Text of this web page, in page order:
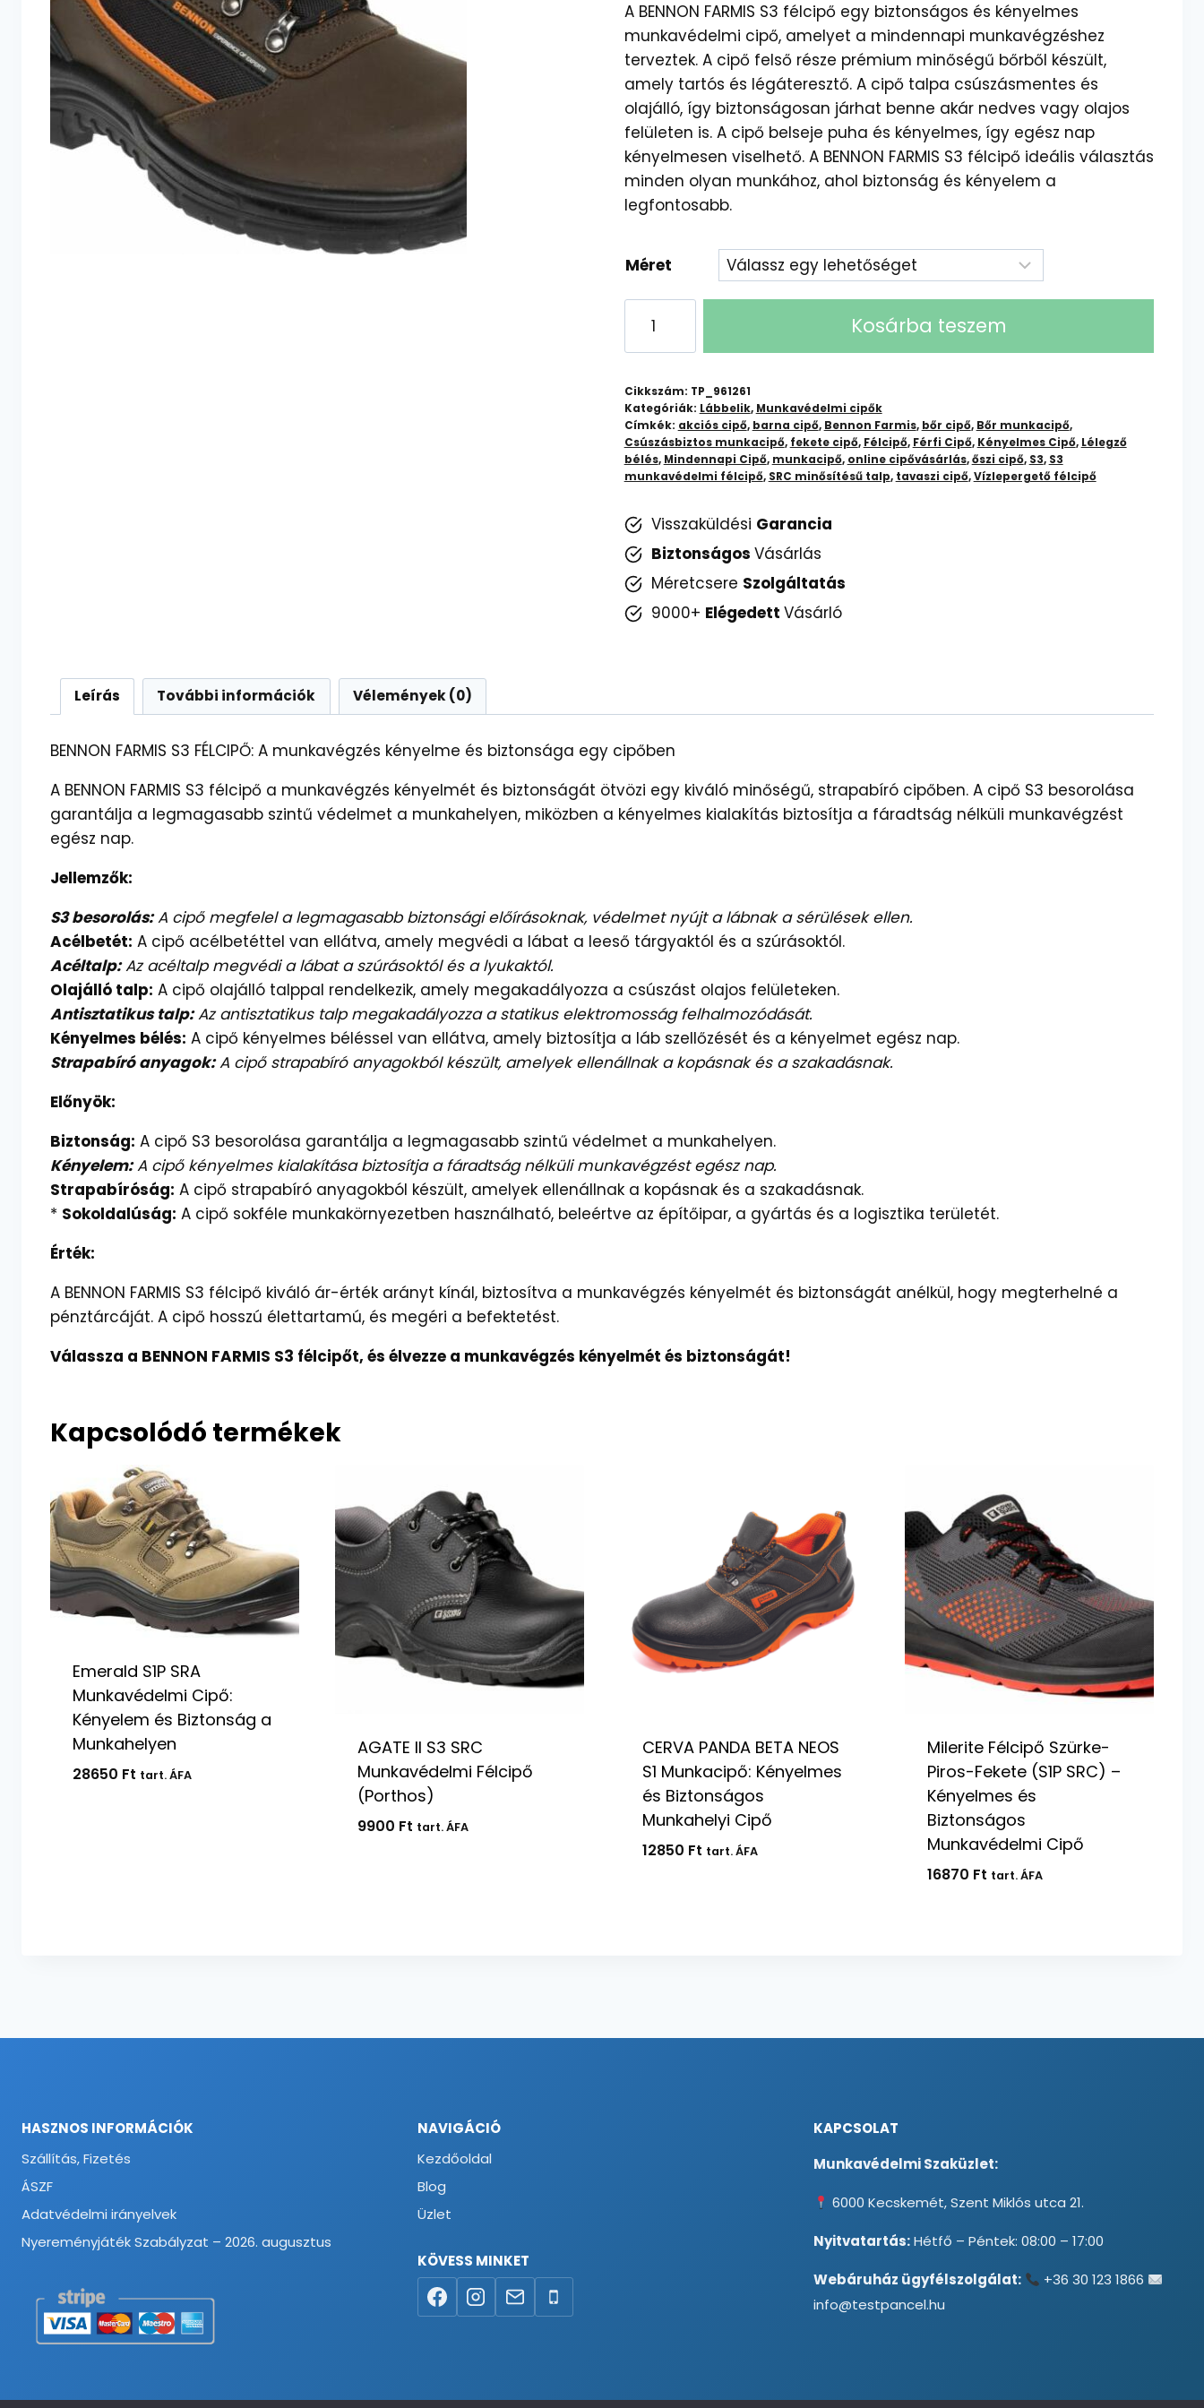
A BENNON FARMIS S3 félcipő egy biztonságos és kényelmes
munkavédelmi cipő, amelyet a mindennapi munkavégzéshez
terveztek. A cipő felső része prémium minőségű bőrből készült,
amely tartós és légáteresztő. A cipő talpa csúszásmentes és
olajálló, így biztonságosan járhat benne akár nedves vagy olajos
felületen is. A cipő belseje puha és kényelmes, így egész nap
kényelmesen viselhető. A BENNON FARMIS S3 félcipő ideális választás
minden olyan munkához, ahol biztonság és kényelem a
legfontosabb.
Méret
Farmıs
S3
Félcipő
mennyiség
Kosárba teszem
Cikkszám: TP_961261
Kategóriák: Lábbelik, Munkavédelmi cipők
Címkék: akciós cipő, barna cipő, Bennon Farmis, bőr cipő, Bőr munkacipő,
Csúszásbiztos munkacipő, fekete cipő, Félcipő, Férfi Cipő, Kényelmes Cipő, Lélegző
bélés, Mindennapi Cipő, munkacipő, online cipővásárlás,őszi cipő, S3, S3
munkavédelmi félcipő, SRC minősítésű talp, tavaszi cipő,Vízlepergető félcipő
Visszaküldési Garancia
Biztonságos Vásárlás
Méretcsere Szolgáltatás
9000+ Elégedett Vásárló
Leírás További információk Vélemények (0)
BENNON FARMIS S3 FÉLCIPŐ: A munkavégzés kényelme és biztonsága egy cipőben
A BENNON FARMIS S3 félcipő a munkavégzés kényelmét és biztonságát ötvözi egy kiváló minőségű, strapabíró cipőben. A cipő S3 besorolása
garantálja a legmagasabb szintű védelmet a munkahelyen, miközben a kényelmes kialakítás biztosítja a fáradtság nélküli munkavégzést
egész nap.
Jellemzők:
S3 besorolás:A cipő megfelel a legmagasabb biztonsági előírásoknak, védelmet nyújt a lábnak a sérülések ellen.
Acélbetét: A cipő acélbetéttel van ellátva, amely megvédi a lábat a leeső tárgyaktól és a szúrásoktól.
Acéltalp:Az acéltalp megvédi a lábat a szúrásoktól és a lyukaktól.
Olajálló talp: A cipő olajálló talppal rendelkezik, amely megakadályozza a csúszást olajos felületeken.
Antisztatikus talp:Az antisztatikus talp megakadályozza a statikus elektromosság felhalmozódását.
Kényelmes bélés: A cipő kényelmes béléssel van ellátva, amely biztosítja a láb szellőzését és a kényelmet egész nap.
Strapabíró anyagok:A cipő strapabíró anyagokból készült, amelyek ellenállnak a kopásnak és a szakadásnak.
Előnyök:
Biztonság: A cipő S3 besorolása garantálja a legmagasabb szintű védelmet a munkahelyen.
Kényelem:A cipő kényelmes kialakítása biztosítja a fáradtság nélküli munkavégzést egész nap.
Strapabíróság: A cipő strapabíró anyagokból készült, amelyek ellenállnak a kopásnak és a szakadásnak.
* Sokoldalúság: A cipő sokféle munkakörnyezetben használható, beleértve az építőipar, a gyártás és a logisztika területét.
Érték:
A BENNON FARMIS S3 félcipő kiváló ár-érték arányt kínál, biztosítva a munkavégzés kényelmét és biztonságát anélkül, hogy megterhelné a
pénztárcáját. A cipő hosszú élettartamú, és megéri a befektetést.
Válassza a BENNON FARMIS S3 félcipőt, és élvezze a munkavégzés kényelmét és biztonságát!
Kapcsolódó termékek
Emerald S1P SRA
Munkavédelmi Cipő:
Kényelem és Biztonság a
Munkahelyen
28650 Ft tart. ÁFA
AGATE II S3 SRC
Munkavédelmi Félcipő
(Porthos)
9900 Ft tart. ÁFA
CERVA PANDA BETA NEOS
S1 Munkacipő: Kényelmes
és Biztonságos
Munkahelyi Cipő
12850 Ft tart. ÁFA
Milerite Félcipő Szürke-
Piros-Fekete (S1P SRC) –
Kényelmes és
Biztonságos
Munkavédelmi Cipő
16870 Ft tart. ÁFA
HASZNOS INFORMÁCIÓK
Szállítás, Fizetés
ÁSZF
Adatvédelmi irányelvek
Nyereményjáték Szabályzat – 2026. augusztus
NAVIGÁCIÓ
Kezdőoldal
Blog
Üzlet
KÖVESS MINKET
KAPCSOLAT
Munkavédelmi Szaküzlet:
6000 Kecskemét, Szent Miklós utca 21.
Nyitvatartás:Hétfő – Péntek: 08:00 – 17:00
Webáruház ügyfélszolgálat:
+36 30 123 1866
info@testpancel.hu